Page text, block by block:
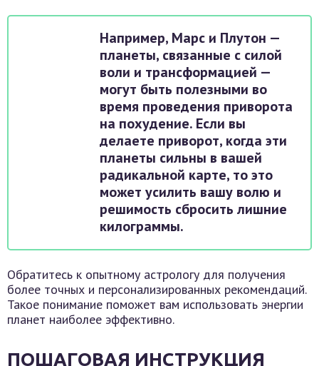
Например, Марс и Плутон —
планеты, связанные с силой
воли и трансформацией —
могут быть полезными во
время проведения приворота
на похудение. Если вы
делаете приворот, когда эти
планеты сильны в вашей
радикальной карте, то это
может усилить вашу волю и
решимость сбросить лишние
килограммы.
Обратитесь к опытному астрологу для получения
более точных и персонализированных рекомендаций.
Такое понимание поможет вам использовать энергии
планет наиболее эффективно.
ПОШАГОВАЯ ИНСТРУКЦИЯ